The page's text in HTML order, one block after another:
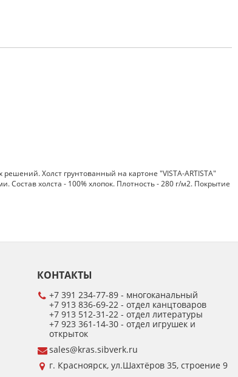
Холст грунтованный на картоне "VISTA-ARTISTA"
холста - 100% хлопок. Плотность - 280 г/м2. Покрытие
КОНТАКТЫ
+7 391 234-77-89 - многоканальный
+7 913 836-69-22 - отдел канцтоваров
+7 913 512-31-22 - отдел литературы
+7 923 361-14-30 - отдел игрушек и
открыток
sales@kras.sibverk.ru
г. Красноярск, ул.Шахтёров 35, строение 9